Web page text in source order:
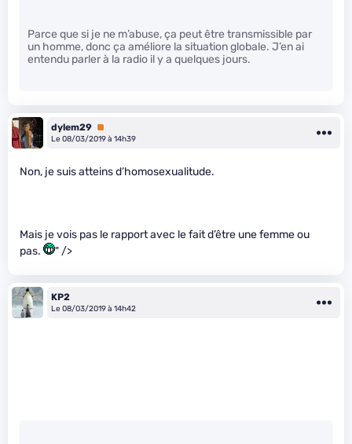
Parce que si je ne m’abuse, ça peut être transmissible par
un homme, donc ça améliore la situation globale. J’en ai
entendu parler à la radio il y a quelques jours.
dylem29 Premium
Le 08/03/2019 à 14h39
Non, je suis atteins d’homosexualitude.
Mais je vois pas le rapport avec le fait d’être une femme ou
pas.
" />
KP2
Le 08/03/2019 à 14h42